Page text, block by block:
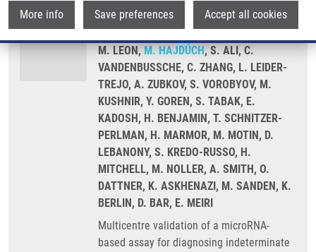
More info Save preferences Accept all cookies
SHTABSKY, S. MORGENSTERN, Y.
STRENOV, M. FEINMESSER, V. KRAVTSOV,
M. LEON,M. HAJDÚCH, S. ALI, C.
VANDENBUSSCHE, C. ZHANG, L. LEIDER-
TREJO, A. ZUBKOV, S. VOROBYOV, M.
KUSHNIR, Y. GOREN, S. TABAK, E.
KADOSH, H. BENJAMIN, T. SCHNITZER-
PERLMAN, H. MARMOR, M. MOTIN, D.
LEBANONY, S. KREDO-RUSSO, H.
MITCHELL, M. NOLLER, A. SMITH, O.
DATTNER, K. ASKHENAZI, M. SANDEN, K.
BERLIN, D. BAR, E. MEIRI
Multicentre validation of a microRNA-
based assay for diagnosing indeterminate